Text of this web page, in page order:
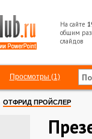
На сайте
общим
слайдов
Просмотры (1)
ОТФРИД ПРОЙСЛЕР